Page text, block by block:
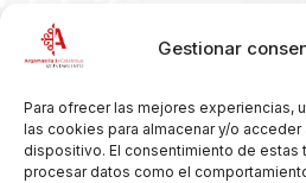
Gestionar
Para ofrecer las mejores experiencias,
las cookies para almacenar y/o acceder
dispositivo. El consentimiento de estas
procesar datos como el
Copyright © 2026 Ayuntamiento de
Politica de Privacidad y Aviso Legal